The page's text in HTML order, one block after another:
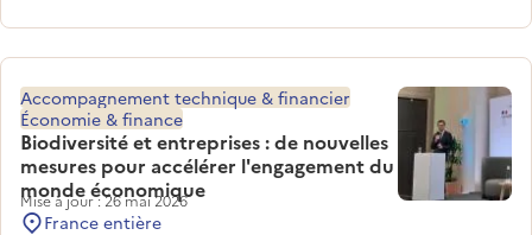
Biodiversité et entreprises : de nouvelles
mesures pour accélérer l'engagement du
monde économique
Accompagnement technique & financier
Économie & finance
Mise à jour : 26 mai 2026
France entière